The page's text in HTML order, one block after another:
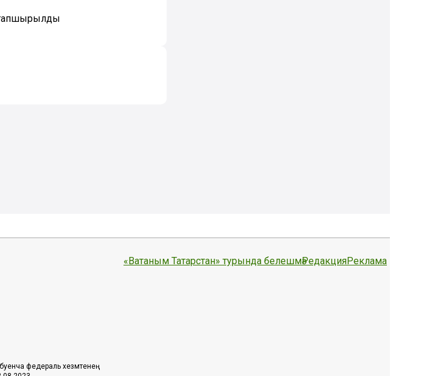
тапшырылды
буенча федераль хезмәтенең
«Ватаным Татарстан» турында белешмәРедакцияРеклама